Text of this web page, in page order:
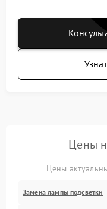
Цены
Цены
Замена лампы подсветки